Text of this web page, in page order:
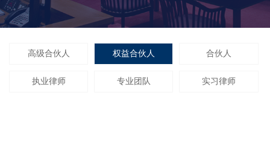
高级合伙人 权益合伙人 合伙人
执业律师 专业团队 实习律师